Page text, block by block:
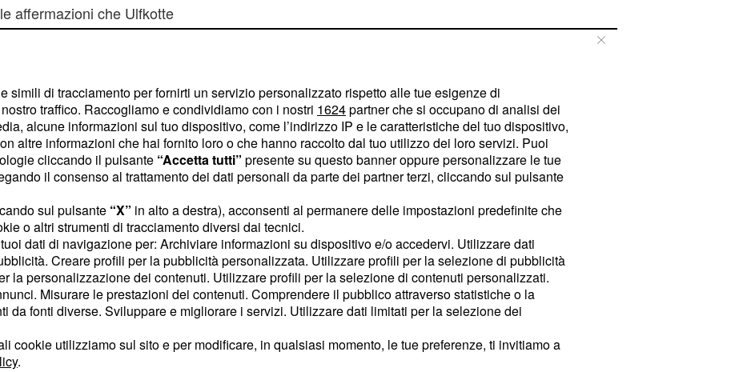
affermazioni che Ulfkotte
", in tedesco
Allgemeine Zeitung
dallaCIAe dai
anni e come lui sarebbero
giornalisti "a libro paga".
discreto scalpore in
diffuse nell'ambito della
specialmente in
".
simili di tracciamento per fornirti un servizio personalizzato rispetto alle tue esigenze di
traffico. Raccogliamo e condividiamo con i nostri 1624partner che si occupano di analisi dei
alcune informazioni sul tuo dispositivo, come l’indirizzo IP e le caratteristiche del tuo dispositivo,
altre informazioni che hai fornito loro o che hanno raccolto dal tuo utilizzo dei loro servizi. Puoi
cliccando il pulsante “Accetta tutti” presente su questo banner oppure personalizzare le tue
il consenso al trattamento dei dati personali da parte dei partner terzi, cliccando sul pulsante
sul pulsante “X” in alto a destra), acconsenti al permanere delle impostazioni predefinite che
o altri strumenti di tracciamento diversi dai tecnici.
dati di navigazione per: Archiviare informazioni su dispositivo e/o accedervi. Utilizzare dati
Creare profili per la pubblicità personalizzata. Utilizzare profili per la selezione di pubblicità
la personalizzazione dei contenuti. Utilizzare profili per la selezione di contenuti personalizzati.
Misurare le prestazioni dei contenuti. Comprendere il pubblico attraverso statistiche o la
da fonti diverse. Sviluppare e migliorare i servizi. Utilizzare dati limitati per la selezione dei
cookie utilizziamo sul sito e per modificare, in qualsiasi momento, le tue preferenze, ti invitiamo a
.